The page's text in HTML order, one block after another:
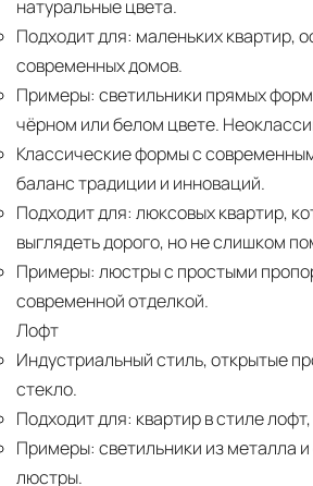
натуральные цвета.
Подходит для: маленьких квартир,
современных домов.
Примеры: светильники прямых
чёрном или белом цвете.
Классические формы с
баланс традиции и инноваций.
Подходит для: люксовых квартир,
выглядеть дорого, но не слишком
Примеры: люстры с простыми
современной отделкой.
Лофт
Индустриальный стиль, открытые
стекло.
Подходит для: квартир в стиле
Примеры: светильники из металла
люстры.